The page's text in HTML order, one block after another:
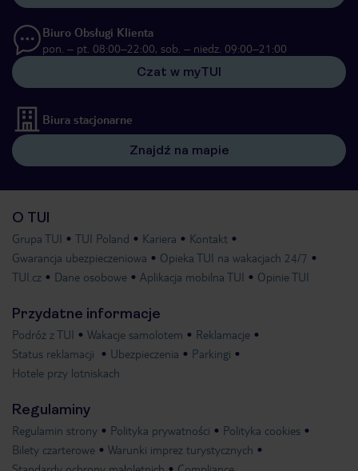
Biuro Obsługi Klienta
pon. – pt. 08:00–22:00, sob. – niedz. 09:00–21:00
Czat w myTUI
Biura stacjonarne
Znajdź na mapie
O TUI
Grupa TUI TUI Poland Kariera
Kontakt
Gwarancja ubezpieczeniowa
Opieka TUI na wakacjach 24/7
TUI.cz
Dane osobowe Aplikacja mobilna TUI Opinie TUI
Przydatne informacje
Podróż z TUI Wakacje samolotem
Reklamacje
Status reklamacji
Ubezpieczenia
Parkingi
Hotele przy lotniskach
Regulaminy
Regulamin strony Polityka prywatności
Polityka cookies
Bilety czarterowe
Warunki imprez turystycznych